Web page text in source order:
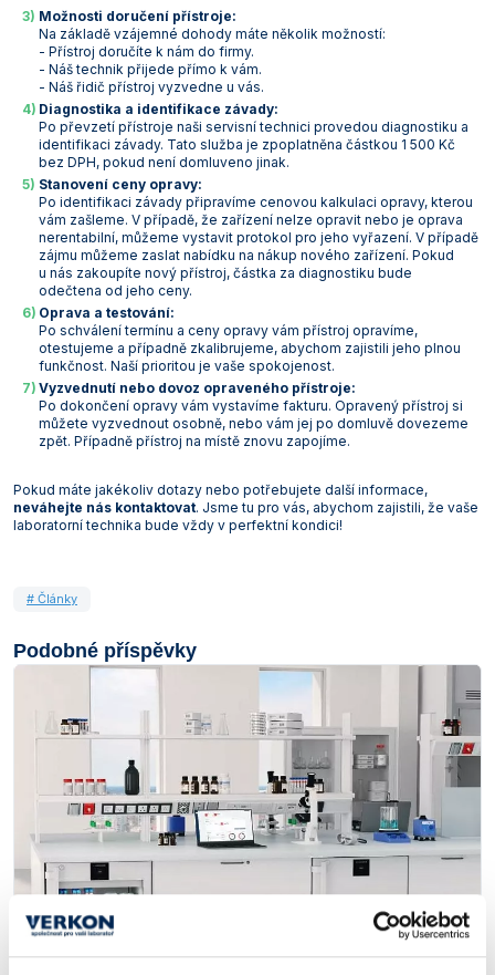
Možnosti doručení přístroje:
Na základě vzájemné dohody máte několik možností:
- Přístroj doručíte k nám do firmy.
- Náš technik přijede přímo k vám.
- Náš řidič přístroj vyzvedne u vás.
Diagnostika a identifikace závady:
Po převzetí přístroje naši servisní technici provedou diagnostiku a
identifikaci závady. Tato služba je zpoplatněna částkou 1 500 Kč
bez DPH, pokud není domluveno jinak.
Stanovení ceny opravy:
Po identifikaci závady připravíme cenovou kalkulaci opravy, kterou
vám zašleme. V případě, že zařízení nelze opravit nebo je oprava
nerentabilní, můžeme vystavit protokol pro jeho vyřazení. V případě
zájmu můžeme zaslat nabídku na nákup nového zařízení. Pokud
u nás zakoupíte nový přístroj, částka za diagnostiku bude
odečtena od jeho ceny.
Oprava a testování:
Po schválení termínu a ceny opravy vám přístroj opravíme,
otestujeme a případně zkalibrujeme, abychom zajistili jeho plnou
funkčnost. Naší prioritou je vaše spokojenost.
Vyzvednutí nebo dovoz opraveného přístroje:
Po dokončení opravy vám vystavíme fakturu. Opravený přístroj si
můžete vyzvednout osobně, nebo vám jej po domluvě dovezeme
zpět. Případně přístroj na místě znovu zapojíme.
Pokud máte jakékoliv dotazy nebo potřebujete další informace,
neváhejte nás kontaktovat. Jsme tu pro vás, abychom zajistili, že vaše
laboratorní technika bude vždy v perfektní kondici!
# Články
Podobné příspěvky
Vlastnosti skla a porcelánu
Zkumavky
Zátky a uzávěry
Zkumavky a stojany
Vlastnosti plastů
Teploměry, vlhkoměry a další přístroje pro
měření prostředí (klimatu)
Titrátory
Turbidimetry (měření zákalu)
Váhy
Vlhkostní analyzátory - váhy sušicí
Viskozimetry